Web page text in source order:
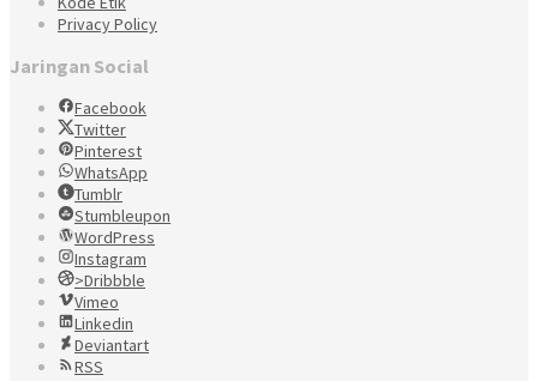
Privacy Policy
Jaringan Social
Facebook
Twitter
Pinterest
WhatsApp
Tumblr
Stumbleupon
WordPress
Instagram
>Dribbble
Vimeo
Linkedin
Deviantart
RSS